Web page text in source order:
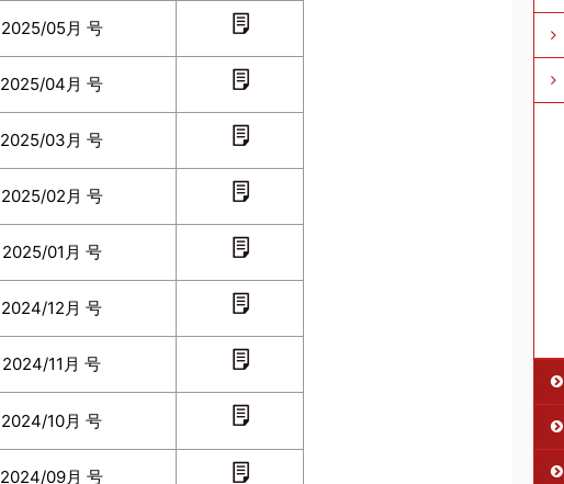
2025/05月 号
2025/04月 号
2025/03月 号
2025/02月 号
2025/01月 号
2024/12月 号
2024/11月 号
2024/10月 号
2024/09月 号